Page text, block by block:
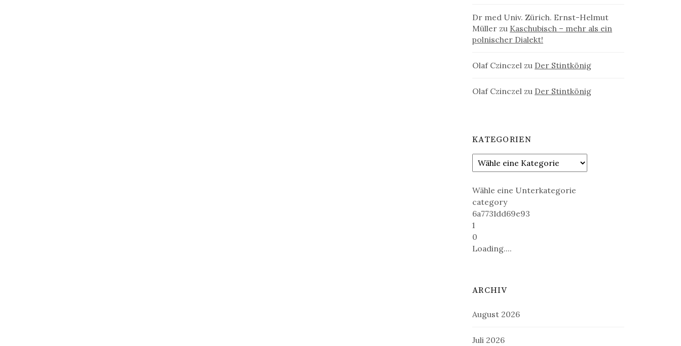
Dr med Univ. Zürich. Ernst-Helmut
Müller zu Kaschubisch – mehr als ein
polnischer Dialekt!
Olaf Czinczel zu Der Stintkönig
Olaf Czinczel zu Der Stintkönig
KATEGORIEN
Wähle eine Unterkategorie
category
6a7731dd69e93
1
0
Loading....
ARCHIV
August 2026
Juli 2026